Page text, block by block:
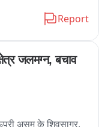
हैं। महज हल्की बारिश में
ठप्प हो गया है।
ने रेलवे अंडरपास
दी कि यदि 7 दिनों
रेलवे ट्रैक जाम कर बड़ा
Report
जलमग्न, बचाव
असम के शिवसागर,